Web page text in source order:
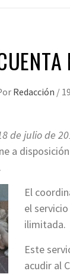
Redacción /
de julio de
a
El
el
ilimitada.
Este
acudir al